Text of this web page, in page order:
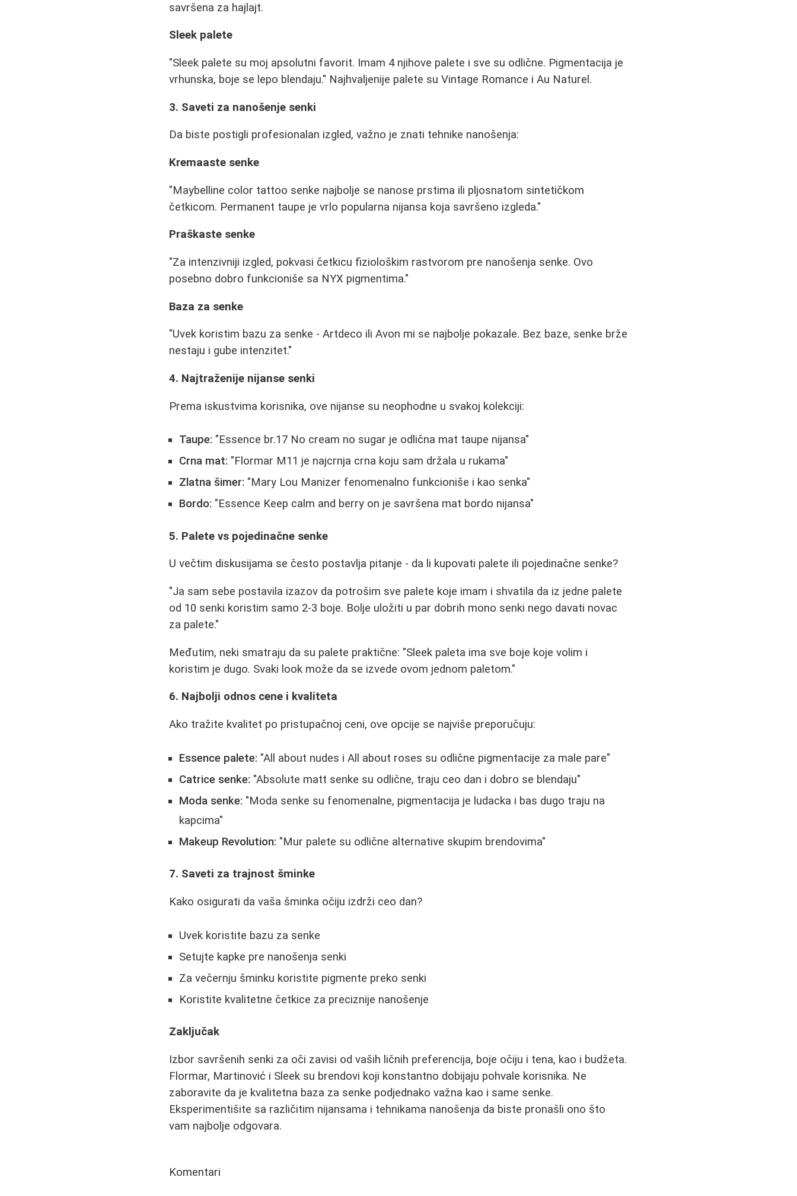
savršena za hajlajt.
Sleek palete
"Sleek palete su moj apsolutni favorit. Imam 4 njihove palete i sve su odlične. Pigmentacija je
vrhunska, boje se lepo blendaju." Najhvaljenije palete su Vintage Romance i Au Naturel.
3. Saveti za nanošenje senki
Da biste postigli profesionalan izgled, važno je znati tehnike nanošenja:
Kremaaste senke
"Maybelline color tattoo senke najbolje se nanose prstima ili pljosnatom sintetičkom
četkicom. Permanent taupe je vrlo popularna nijansa koja savršeno izgleda."
Praškaste senke
"Za intenzivniji izgled, pokvasi četkicu fiziološkim rastvorom pre nanošenja senke. Ovo
posebno dobro funkcioniše sa NYX pigmentima."
Baza za senke
"Uvek koristim bazu za senke - Artdeco ili Avon mi se najbolje pokazale. Bez baze, senke brže
nestaju i gube intenzitet."
4. Najtraženije nijanse senki
Prema iskustvima korisnika, ove nijanse su neophodne u svakoj kolekciji:
Taupe: "Essence br.17 No cream no sugar je odlična mat taupe nijansa"
Crna mat: "Flormar M11 je najcrnja crna koju sam držala u rukama"
Zlatna šimer: "Mary Lou Manizer fenomenalno funkcioniše i kao senka"
Bordo: "Essence Keep calm and berry on je savršena mat bordo nijansa"
5. Palete vs pojedinačne senke
U večtim diskusijama se često postavlja pitanje - da li kupovati palete ili pojedinačne senke?
"Ja sam sebe postavila izazov da potrošim sve palete koje imam i shvatila da iz jedne palete
od 10 senki koristim samo 2-3 boje. Bolje uložiti u par dobrih mono senki nego davati novac
za palete."
Međutim, neki smatraju da su palete praktične: "Sleek paleta ima sve boje koje volim i
koristim je dugo. Svaki look može da se izvede ovom jednom paletom."
6. Najbolji odnos cene i kvaliteta
Ako tražite kvalitet po pristupačnoj ceni, ove opcije se najviše preporučuju:
Essence palete: "All about nudes i All about roses su odlične pigmentacije za male pare"
Catrice senke: "Absolute matt senke su odlične, traju ceo dan i dobro se blendaju"
Moda senke: "Moda senke su fenomenalne, pigmentacija je ludacka i bas dugo traju na
kapcima"
Makeup Revolution: "Mur palete su odlične alternative skupim brendovima"
7. Saveti za trajnost šminke
Kako osigurati da vaša šminka očiju izdrži ceo dan?
Uvek koristite bazu za senke
Setujte kapke pre nanošenja senki
Za večernju šminku koristite pigmente preko senki
Koristite kvalitetne četkice za preciznije nanošenje
Zaključak
Izbor savršenih senki za oči zavisi od vaših ličnih preferencija, boje očiju i tena, kao i budžeta.
Flormar, Martinović i Sleek su brendovi koji konstantno dobijaju pohvale korisnika. Ne
zaboravite da je kvalitetna baza za senke podjednako važna kao i same senke.
Eksperimentišite sa različitim nijansama i tehnikama nanošenja da biste pronašli ono što
vam najbolje odgovara.
Komentari